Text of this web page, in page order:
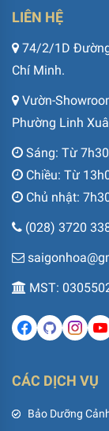
LIÊN HỆ
74/2/1D
Chí Minh.
Vườn-
Phường Linh
Sáng: Từ
Chiều: Từ
Chủ nhật:
(028) 3720
MST:
CÁC DỊCH VỤ
Bảo Dưỡng